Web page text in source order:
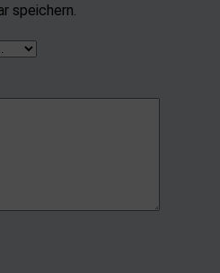
speichern.